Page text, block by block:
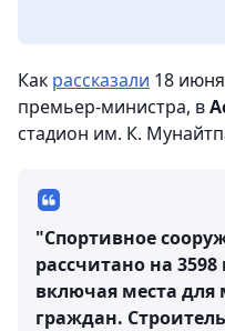
Как рассказали 18
премьер-министра, в
стадион им. К.
"Спортивное
рассчитано на
включая места
граждан.